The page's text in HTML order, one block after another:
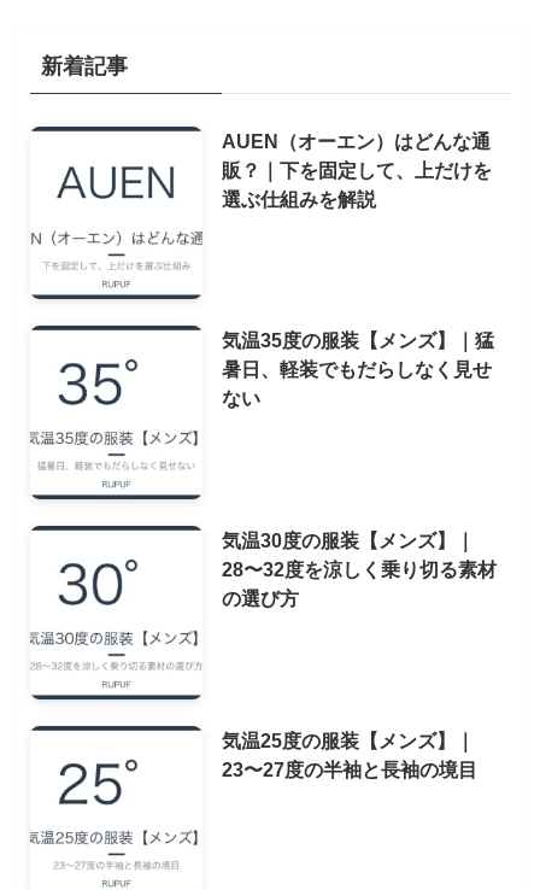
新着記事
AUEN（オーエン）はどんな通
販？｜下を固定して、上だけを
選ぶ仕組みを解説
気温35度の服装【メンズ】｜猛
暑日、軽装でもだらしなく見せ
ない
気温30度の服装【メンズ】｜
28〜32度を涼しく乗り切る素材
の選び方
気温25度の服装【メンズ】｜
23〜27度の半袖と長袖の境目